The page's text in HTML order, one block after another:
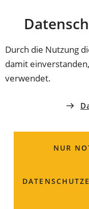
Durch die Nutzung
damit
verwendet.
NUR
INHALT
Coburg
Samba
Seit Donnerstag
Oberbürgermeister